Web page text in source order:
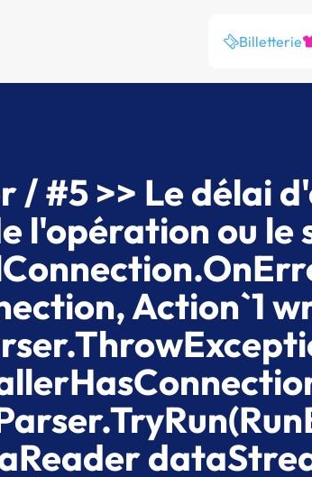
Billetterie
#5 >> Le délai
l'opération ou
Action`1